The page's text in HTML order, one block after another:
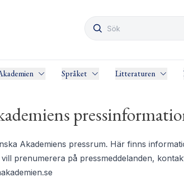
Språket Litteraturen
Akademiens pressrum. Här finns
prenumerera på pressmeddelanden,